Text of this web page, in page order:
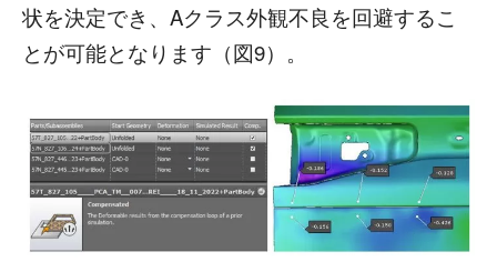
状を決定でき、Aクラス外観不良を回避するこ
とが可能となります（図9）。